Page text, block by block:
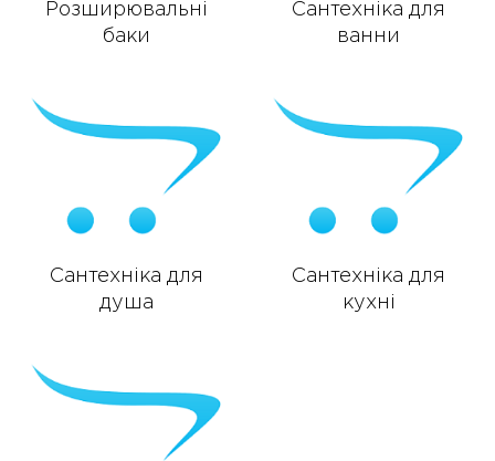
Розширювальні
баки
Сантехніка для
ванни
Сантехніка для
душа
Сантехніка для
кухні